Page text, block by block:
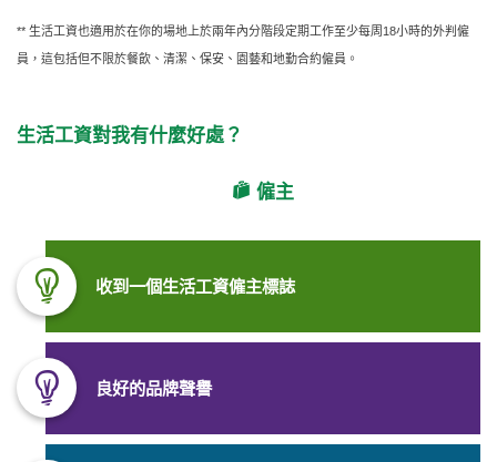
** 生活工資也適用於在你的場地上於兩年內分階段定期工作至少每周18小時的外判僱
員，這包括但不限於餐飲、清潔、保安、園藝和地勤合約僱員。
生活工資對我有什麼好處？
僱主
收到一個生活工資僱主標誌
良好的品牌聲譽